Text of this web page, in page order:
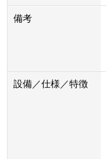
備考
設備／仕様／特徴